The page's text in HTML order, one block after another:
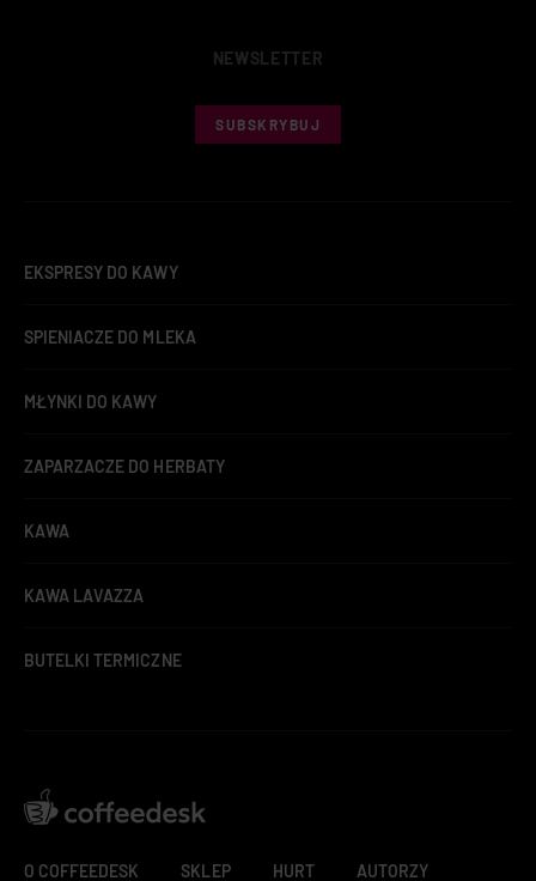
NEWSLETTER
SUBSKRYBUJ
EKSPRESY DO KAWY
SPIENIACZE DO MLEKA
MŁYNKI DO KAWY
ZAPARZACZE DO HERBATY
KAWA
KAWA LAVAZZA
BUTELKI TERMICZNE
O COFFEEDESK SKLEP HURT AUTORZY